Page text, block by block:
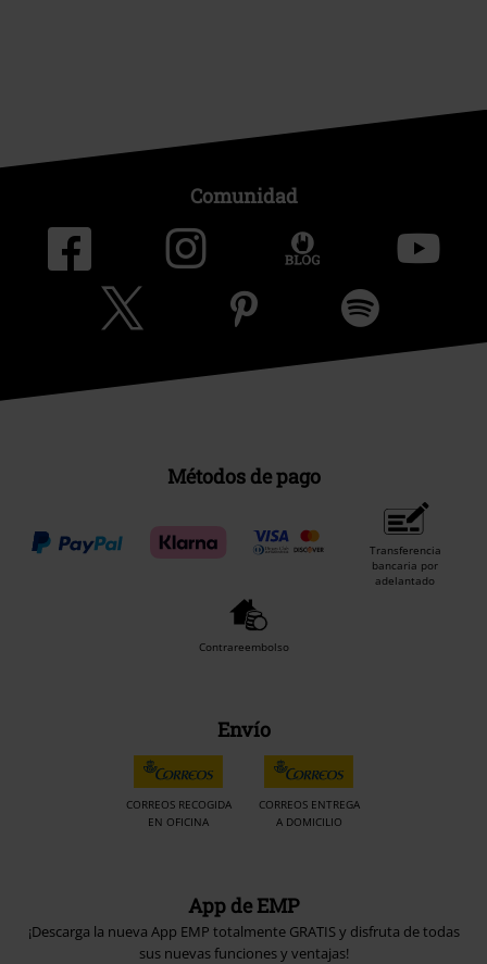
Comunidad
Métodos de pago
Transferencia
bancaria por
adelantado
Contrareembolso
Envío
CORREOS RECOGIDA
EN OFICINA
CORREOS ENTREGA
A DOMICILIO
App de EMP
¡Descarga la nueva App EMP totalmente GRATIS y disfruta de todas
sus nuevas funciones y ventajas!